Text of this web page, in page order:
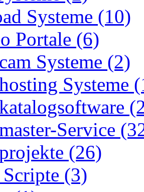
Systeme (10)
Portale (6)
Systeme (2)
Systeme
Service
(26)
(3)